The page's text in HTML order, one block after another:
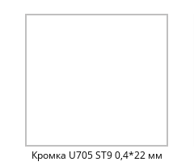
Кромка U705 ST9 0,4*22 мм